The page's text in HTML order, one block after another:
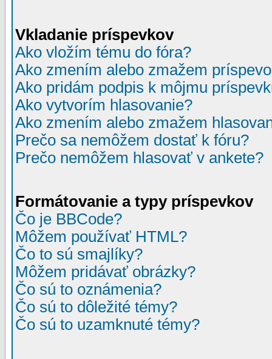
Vkladanie príspevkov
Ako vložím tému do fóra?
Ako zmením alebo zmažem
Ako pridám podpis k môjmu
Ako vytvorím hlasovanie?
Ako zmením alebo zmažem
Prečo sa nemôžem dostať k fóru?
Prečo nemôžem hlasovať v ankete?
Formátovanie a typy príspevkov
Čo je BBCode?
Môžem používať HTML?
Čo to sú smajlíky?
Môžem pridávať obrázky?
Čo sú to oznámenia?
Čo sú to dôležité témy?
Čo sú to uzamknuté témy?